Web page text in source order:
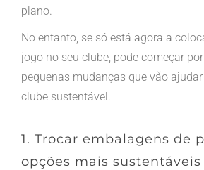
plano.
No entanto, se só está agora a
jogo no seu clube, pode começar
pequenas mudanças que vão
clube sustentável.
1. Trocar embalagens de
opções mais sustentáveis